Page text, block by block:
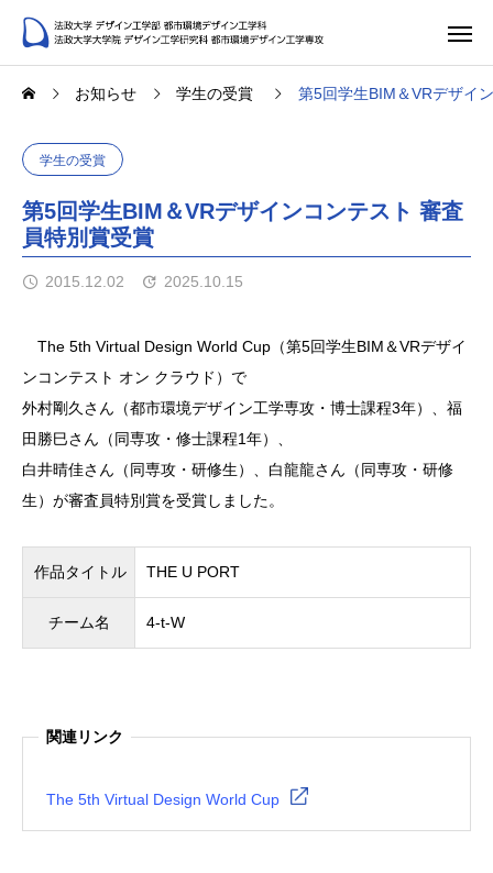
お知らせ 学生の受賞 第5回学生BIM＆VRデザイ
学生の受賞
第5回学生BIM＆VRデザインコンテスト 審査
員特別賞受賞
2015.12.02 2025.10.15
The 5th Virtual Design World Cup（第5回学生BIM＆VRデザイ
ンコンテスト オン クラウド）で
外村剛久さん（都市環境デザイン工学専攻・博士課程3年）、福
田勝巳さん（同専攻・修士課程1年）、
白井晴佳さん（同専攻・研修生）、白龍龍さん（同専攻・研修
生）が審査員特別賞を受賞しました。
作品タイトル THE U PORT
チーム名 4-t-W
関連リンク
The 5th Virtual Design World Cup